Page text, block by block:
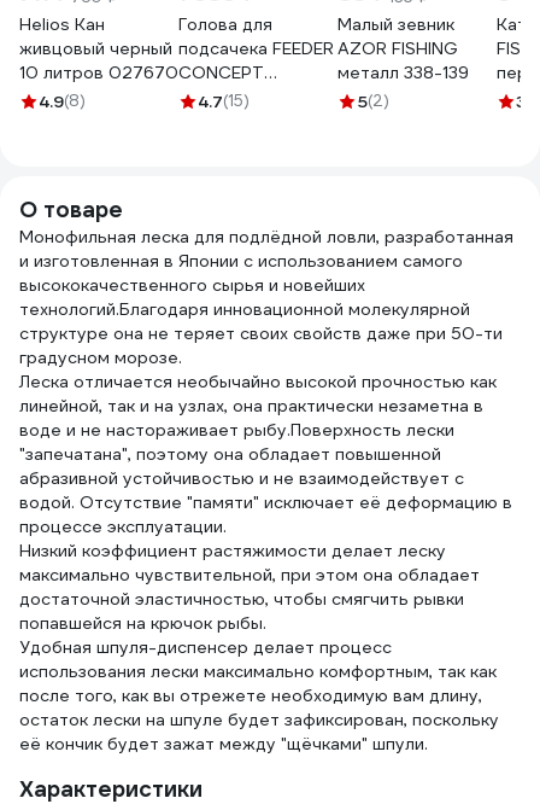
Helios Кан
живцовый черный
10 литров 027670
4.9(8)
Голова для
подсачека FEEDER
CONCEPT
35х35см, леска
4.7(15)
Малый зевник
AZOR FISHING
металл 338-139
5(2)
FISHING
3
О товаре
Монофильная леска для подлёдной ловли, разработанная
и изготовленная в Японии с использованием самого
высококачественного сырья и новейших
технологий.Благодаря инновационной молекулярной
структуре она не теряет своих свойств даже при 50-ти
градусном морозе.
Леска отличается необычайно высокой прочностью как
линейной, так и на узлах, она практически незаметна в
воде и не настораживает рыбу.Поверхность лески
"запечатана", поэтому она обладает повышенной
абразивной устойчивостью и не взаимодействует с
водой. Отсутствие "памяти" исключает её деформацию в
процессе эксплуатации.
Низкий коэффициент растяжимости делает леску
максимально чувствительной, при этом она обладает
достаточной эластичностью, чтобы смягчить рывки
попавшейся на крючок рыбы.
Удобная шпуля-диспенсер делает процесс
использования лески максимально комфортным, так как
после того, как вы отрежете необходимую вам длину,
остаток лески на шпуле будет зафиксирован, поскольку
её кончик будет зажат между "щёчками" шпули.
Характеристики